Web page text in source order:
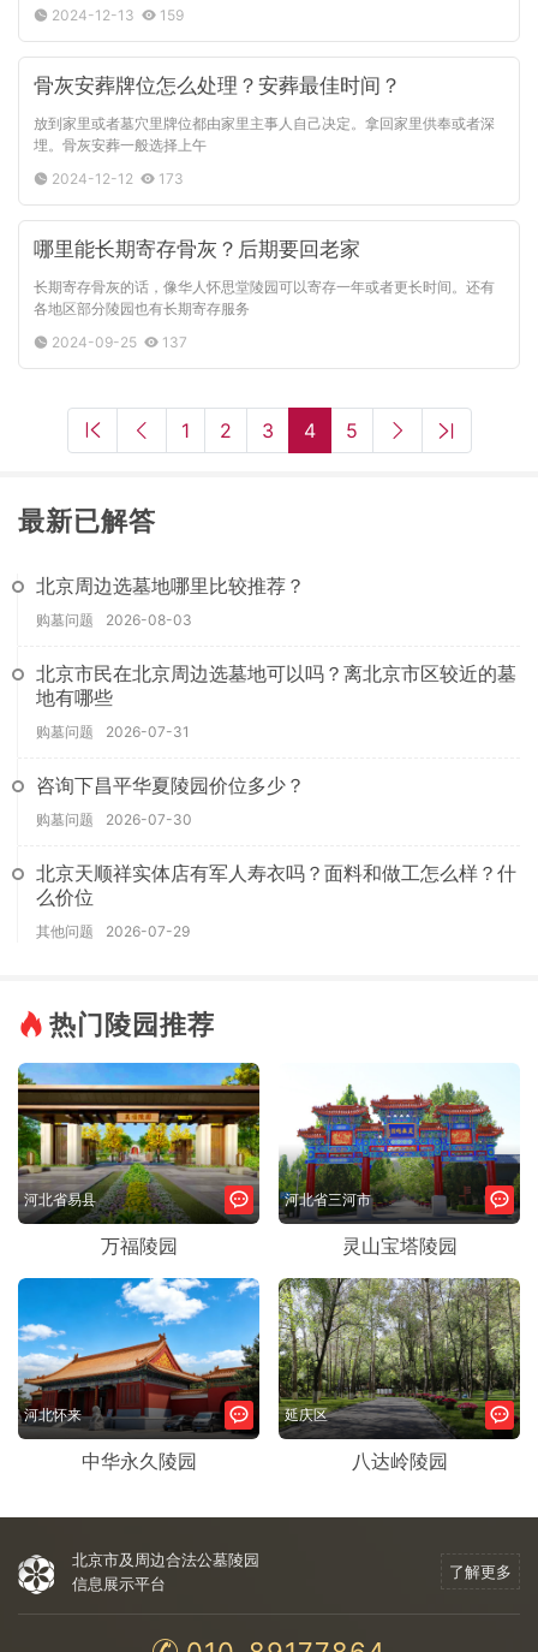
2024-12-13 159
骨灰安葬牌位怎么处理？安葬最佳时间？
放到家里或者墓穴里牌位都由家里主事人自己决定。拿回家里供奉或者深
埋。骨灰安葬一般选择上午
2024-12-12
173
哪里能长期寄存骨灰？后期要回老家
长期寄存骨灰的话，像华人怀思堂陵园可以寄存一年或者更长时间。还有
各地区部分陵园也有长期寄存服务
2024-09-25
137
1 2 3 4 5
最新已解答
北京周边选墓地哪里比较推荐？
购墓问题 2026-08-03
北京市民在北京周边选墓地可以吗？离北京市区较近的墓
地有哪些
购墓问题 2026-07-31
咨询下昌平华夏陵园价位多少？
购墓问题 2026-07-30
北京天顺祥实体店有军人寿衣吗？面料和做工怎么样？什
么价位
其他问题 2026-07-29
热门陵园推荐
河北省易县
万福陵园
河北省三河市
灵山宝塔陵园
河北怀来
中华永久陵园
延庆区
八达岭陵园
北京市及周边合法公墓陵园
信息展示平台
了解更多